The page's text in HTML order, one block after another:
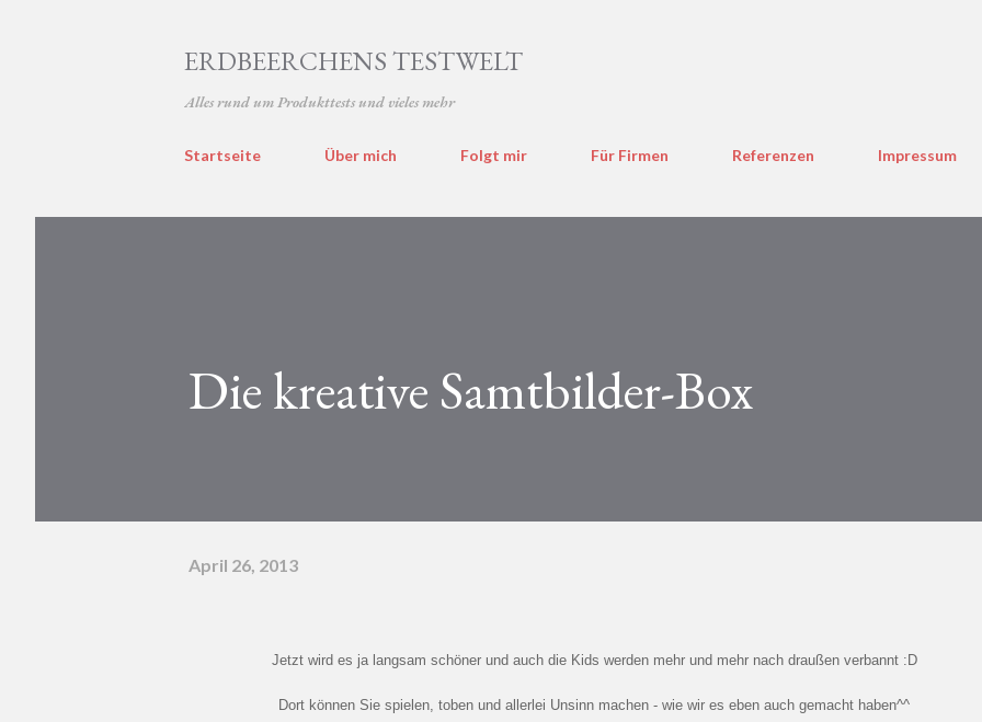
ERDBEERCHENS TESTWELT
Alles rund um Produkttests und vieles mehr
Startseite Über mich Folgt mir Für Firmen Referenzen Impressum
Die kreative Samtbilder-Box
April 26, 2013
Jetzt wird es ja langsam schöner und auch die Kids werden mehr und mehr nach draußen verbannt :D
Dort können Sie spielen, toben und allerlei Unsinn machen - wie wir es eben auch gemacht haben^^